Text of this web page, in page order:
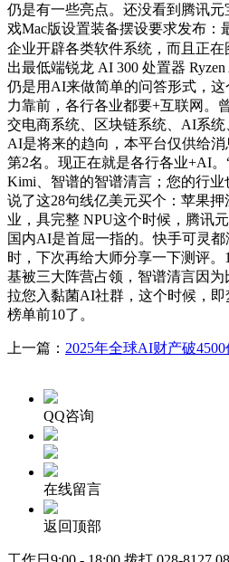
仍是有一些亮点。还没看到腾讯元
戏Mac版设置装备摆设要求发布：
企业开辟各类软件系统，而且正在
出最低端锐龙 AI 300 处置器
仍是用AI来做简单的问答形式，
力靠前，各行各业都要+互联网。
交电商系统、区块链系统、AI系统
AI是将来的趋向，本平台仅供给
第2名。现正在就是各行各业+AI
Kimi、智谱的智谱清言；您的行
说了这28句线亿美元买个：苹果
业，具完整 NPU这个时候，腾讯
国内AI是首屈一指的。快手可灵都
时，下次再给大师分享一下测评
基被三大阵营占领，智谱清言因
拉您入黏菌AI社群，这个时候，
榜单前10了。
上一篇： 2025年全球AI财产破
QQ咨询
在线留言
返回顶部